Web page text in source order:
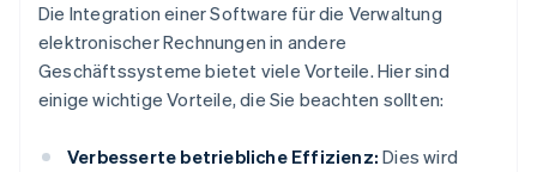
Die Integration einer Software für die Verwaltung
elektronischer Rechnungen in andere
Geschäftssysteme bietet viele Vorteile. Hier sind
einige wichtige Vorteile, die Sie beachten sollten:
Verbesserte betriebliche Effizienz: Dies wird